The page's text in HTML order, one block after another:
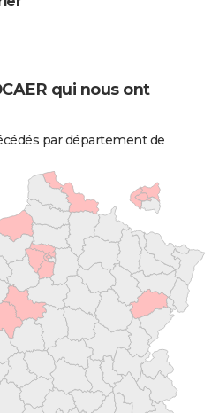
qui nous ont
par département de